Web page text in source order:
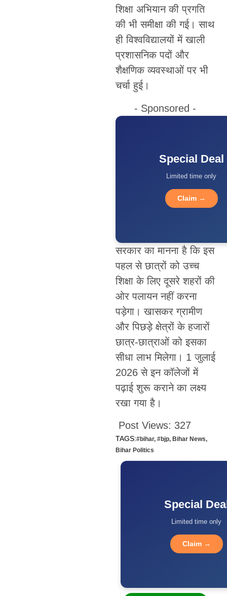
शिक्षा अभियान की प्रगति
की भी समीक्षा की गई। साथ
ही विश्वविद्यालयों में खाली
प्रशासनिक पदों और
शैक्षणिक व्यवस्थाओं पर भी
चर्चा हुई।
- Sponsored -
Special Deal
Limited time only
Claim →
सरकार का मानना है कि इस
पहल से छात्रों को उच्च
शिक्षा के लिए दूसरे शहरों की
ओर पलायन नहीं करना
पड़ेगा। खासकर ग्रामीण
और पिछड़े क्षेत्रों के हजारों
छात्र-छात्राओं को इसका
सीधा लाभ मिलेगा। 1 जुलाई
2026 से इन कॉलेजों में
पढ़ाई शुरू कराने का लक्ष्य
रखा गया है।
Post Views: 327
TAGS:#bihar, #bjp, Bihar News,
Bihar Politics
Special
Limited time only
Claim →